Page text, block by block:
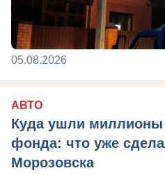
05.08.2026
АВТО
Куда ушли миллионы
фонда: что уже
Морозовска